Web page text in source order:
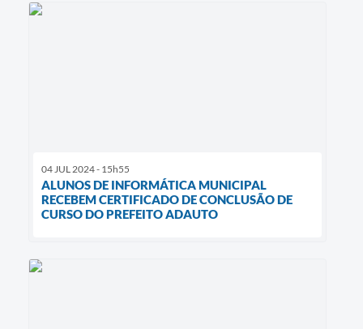
04 JUL 2024 - 15h55
ALUNOS DE INFORMÁTICA MUNICIPAL
RECEBEM CERTIFICADO DE CONCLUSÃO DE
CURSO DO PREFEITO ADAUTO